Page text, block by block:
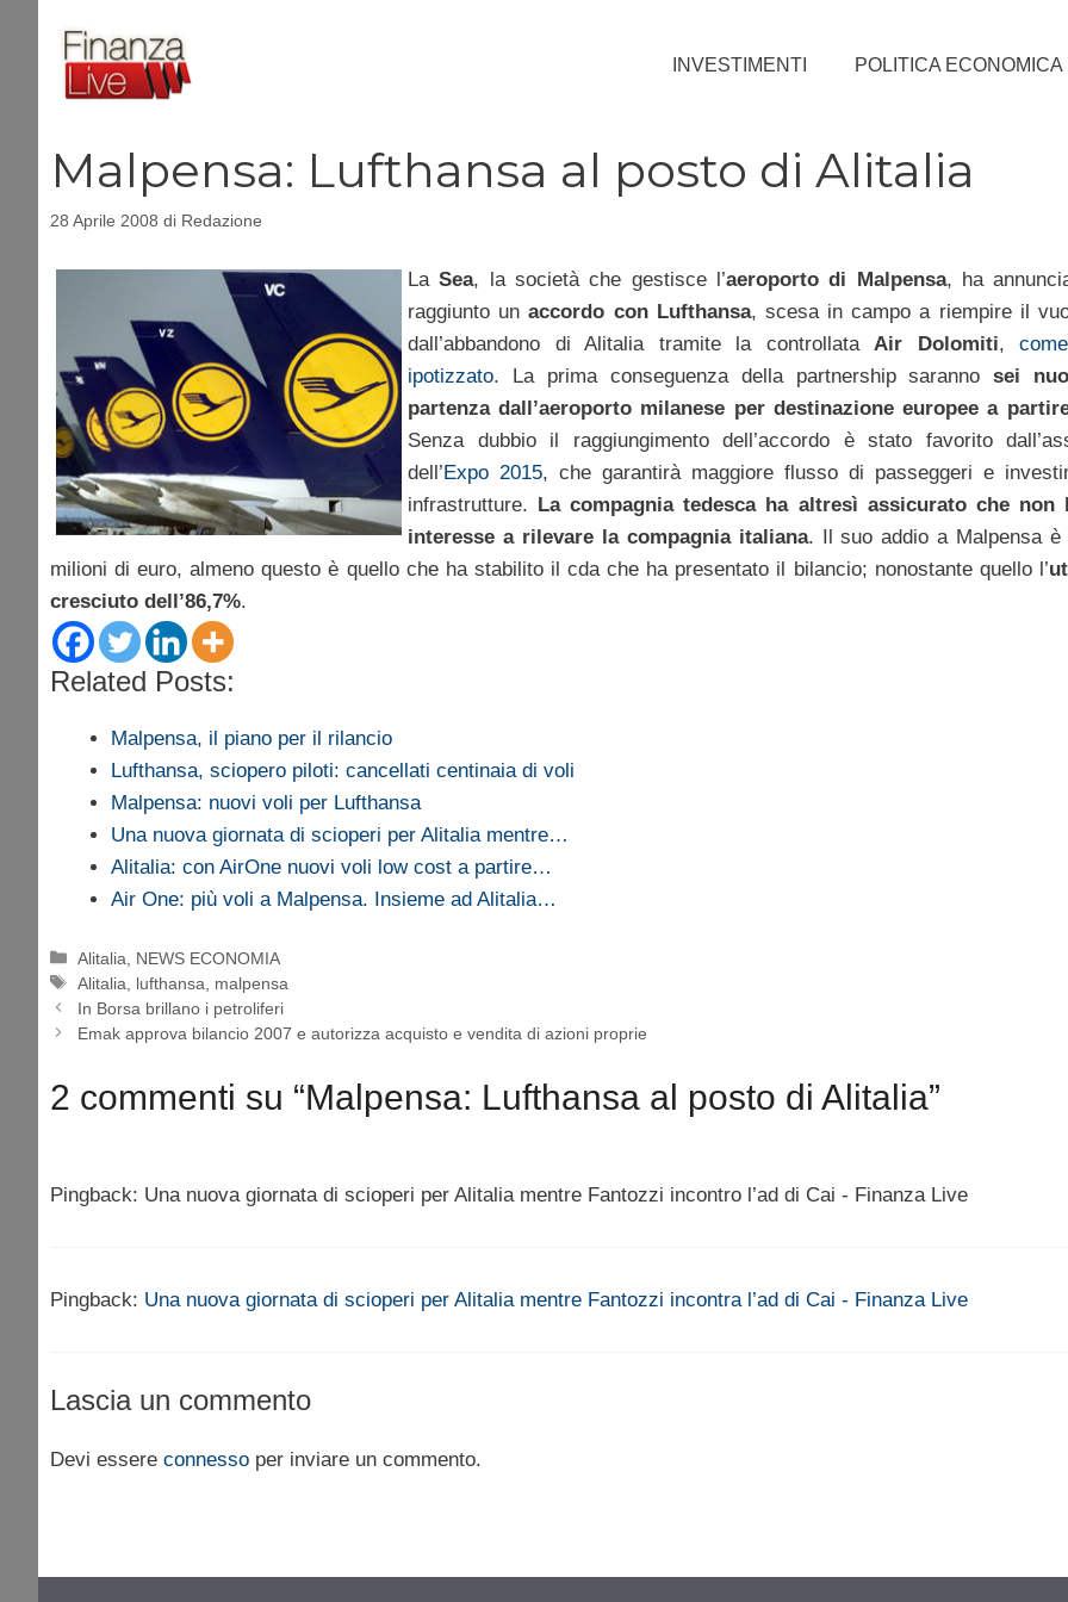
contenuto
INVESTIMENTI POLITICA ECONOMICA
Malpensa: Lufthansa al posto di Alitalia
28 Aprile 2008 di Redazione
LaSea, la società che gestisce l’aeroporto di Malpensa, ha
raggiunto unaccordo con Lufthansa, scesa in campo a riempire il
dall’abbandono di Alitalia tramite la controllataAir Dolomiti,
ipotizzato. La prima conseguenza della partnership sarannosei
partenza dall’aeroporto milanese per destinazione europee a
Senza dubbio il raggiungimento dell’accordo è stato favorito
dell’ Expo 2015, che garantirà maggiore flusso di passeggeri e
infrastrutture.
La compagnia tedesca ha altresì assicurato che non
interesse a rilevare la compagnia italiana. Il suo addio a Malpensa è
milioni di euro, almeno questo è quello che ha stabilito il cda che ha presentato il bilancio; nonostante quello l’
cresciuto dell’86,7%.
Related Posts:
Malpensa, il piano per il rilancio
Lufthansa, sciopero piloti: cancellati centinaia di voli
Malpensa: nuovi voli per Lufthansa
Una nuova giornata di scioperi per Alitalia mentre…
Alitalia: con AirOne nuovi voli low cost a partire…
Air One: più voli a Malpensa. Insieme ad Alitalia…
Categorie
Alitalia
NEWS ECONOMIA
Tag
Alitalia lufthansa
malpensa
In Borsa brillano i petroliferi
Emak approva bilancio 2007 e autorizza acquisto e vendita di azioni proprie
2 commenti su “Malpensa: Lufthansa al posto di Alitalia”
Pingback: Una nuova giornata di scioperi per Alitalia mentre Fantozzi incontro l’ad di Cai - Finanza Live
Pingback: Una nuova giornata di scioperi per Alitalia mentre Fantozzi incontra l’ad di Cai - Finanza Live
Lascia un commento
Devi essere connesso per inviare un commento.